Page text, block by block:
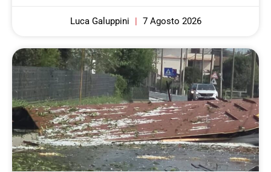
Luca Galuppini 7 Agosto 2026